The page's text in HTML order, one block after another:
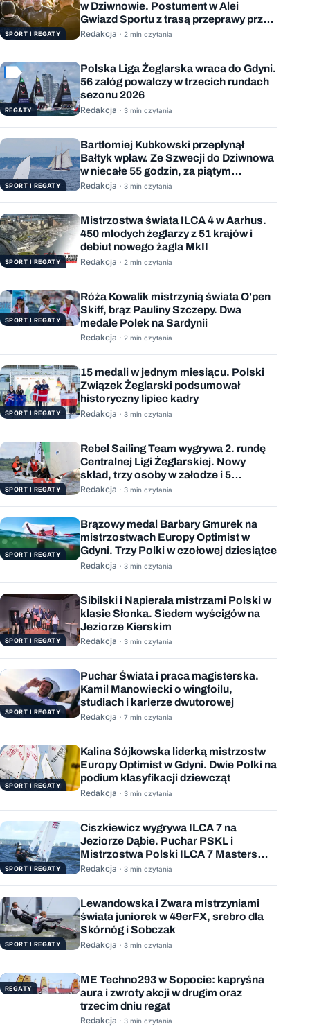
SPORT I REGATY
w Dziwnowie. Postument w Alei
Gwiazd Sportu z trasą przeprawy przez
Bałtyk
Redakcja · 2 min czytania
REGATY
Polska Liga Żeglarska wraca do Gdyni.
56 załóg powalczy w trzecich rundach
sezonu 2026
Redakcja · 3 min czytania
SPORT I REGATY
Bartłomiej Kubkowski przepłynął
Bałtyk wpław. Ze Szwecji do Dziwnowa
w niecałe 55 godzin, za piątym
podejściem
Redakcja · 3 min czytania
SPORT I REGATY
Mistrzostwa świata ILCA 4 w Aarhus.
450 młodych żeglarzy z 51 krajów i
debiut nowego żagla MkII
Redakcja · 2 min czytania
SPORT I REGATY
Róża Kowalik mistrzynią świata O'pen
Skiff, brąz Pauliny Szczepy. Dwa
medale Polek na Sardynii
Redakcja · 2 min czytania
SPORT I REGATY
15 medali w jednym miesiącu. Polski
Związek Żeglarski podsumował
historyczny lipiec kadry
Redakcja · 3 min czytania
SPORT I REGATY
Rebel Sailing Team wygrywa 2. rundę
Centralnej Ligi Żeglarskiej. Nowy
skład, trzy osoby w załodze i 5
wygranych wyścigów
Redakcja · 3 min czytania
SPORT I REGATY
Brązowy medal Barbary Gmurek na
mistrzostwach Europy Optimist w
Gdyni. Trzy Polki w czołowej dziesiątce
Redakcja · 3 min czytania
SPORT I REGATY
Sibilski i Napierała mistrzami Polski w
klasie Słonka. Siedem wyścigów na
Jeziorze Kierskim
Redakcja · 3 min czytania
SPORT I REGATY
Puchar Świata i praca magisterska.
Kamil Manowiecki o wingfoilu,
studiach i karierze dwutorowej
Redakcja · 7 min czytania
SPORT I REGATY
Kalina Sójkowska liderką mistrzostw
Europy Optimist w Gdyni. Dwie Polki na
podium klasyfikacji dziewcząt
Redakcja · 3 min czytania
SPORT I REGATY
Ciszkiewicz wygrywa ILCA 7 na
Jeziorze Dąbie. Puchar PSKL i
Mistrzostwa Polski ILCA 7 Masters
rozstrzygnięte
Redakcja · 3 min czytania
SPORT I REGATY
Lewandowska i Zwara mistrzyniami
świata juniorek w 49erFX, srebro dla
Skórnóg i Sobczak
Redakcja · 3 min czytania
REGATY
ME Techno293 w Sopocie: kapryśna
aura i zwroty akcji w drugim oraz
trzecim dniu regat
Redakcja · 3 min czytania